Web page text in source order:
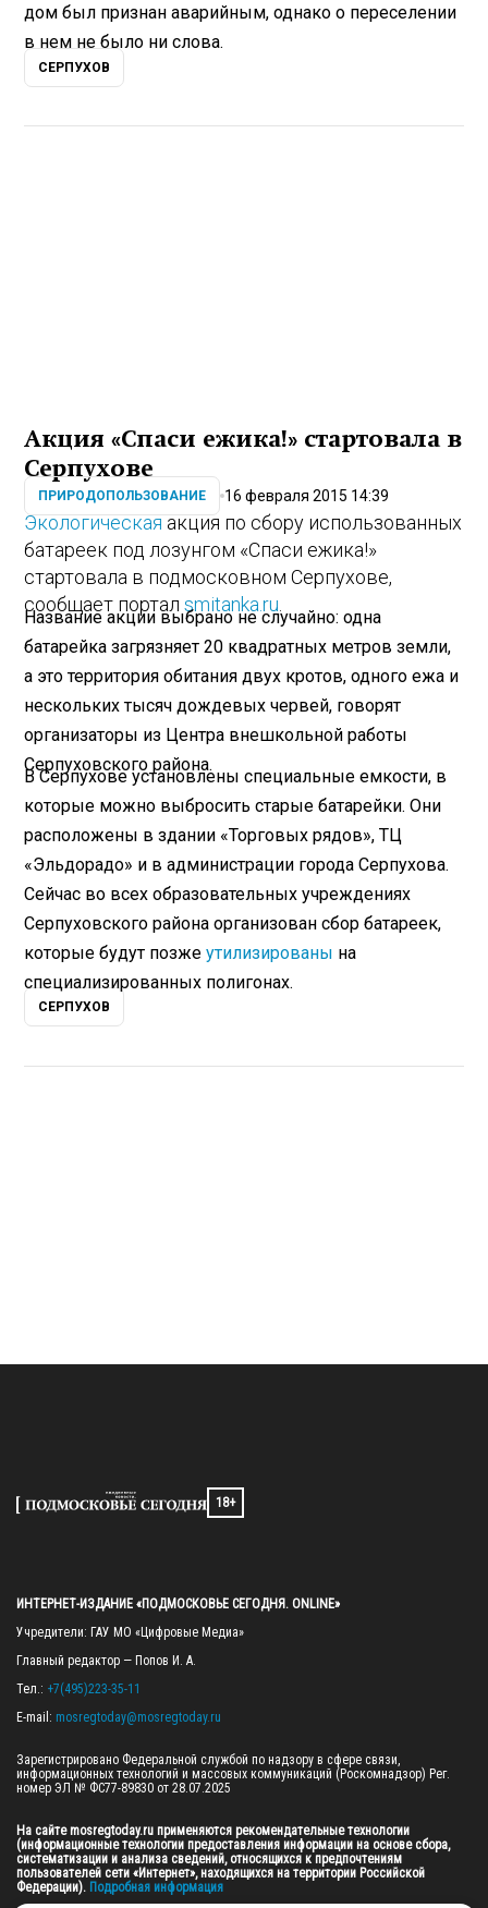
дом был признан аварийным, однако о переселении
в нем не было ни слова.
СЕРПУХОВ
Акция «Спаси ежика!» стартовала в
Серпухове
ПРИРОДОПОЛЬЗОВАНИЕ 16 февраля 2015 14:39
Экологическаяакция по сбору использованных
батареек под лозунгом «Спаси ежика!»
стартовала в подмосковном Серпухове,
сообщает порталsmitanka.ru
Название акции выбрано не случайно: одна
батарейка загрязняет 20 квадратных метров земли,
а это территория обитания двух кротов, одного ежа и
нескольких тысяч дождевых червей, говорят
организаторы из Центра внешкольной работы
Серпуховского района.
В Серпухове установлены специальные емкости, в
которые можно выбросить старые батарейки. Они
расположены в здании «Торговых рядов», ТЦ
«Эльдорадо» и в администрации города Серпухова.
Сейчас во всех образовательных учреждениях
Серпуховского района организован сбор батареек,
которые будут позжеутилизированы на
специализированных полигонах.
СЕРПУХОВ
18+
ИНТЕРНЕТ-ИЗДАНИЕ «ПОДМОСКОВЬЕ СЕГОДНЯ. ONLINE»
Учредители: ГАУ МО «Цифровые Медиа»
Главный редактор — Попов И. А.
Тел.: +7(495)223-35-11
E-mail: mosregtoday@mosregtoday.ru
Зарегистрировано Федеральной службой по надзору в сфере связи,
информационных технологий и массовых коммуникаций (Роскомнадзор) Рег.
номер ЭЛ № ФС77-89830 от 28.07.2025
На сайте mosregtoday.ru применяются рекомендательные технологии
(информационные технологии предоставления информации на основе сбора,
систематизации и анализа сведений, относящихся к предпочтениям
пользователей сети «Интернет», находящихся на территории Российской
Федерации). Подробная информация